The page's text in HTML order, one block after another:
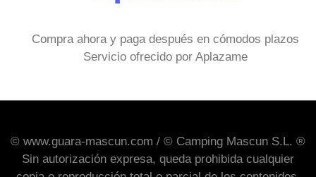
Compra ahora y paga después en cómodos plazos
Servicio ofrecido por Aplazame
© www.guara-mascun.com / © Camping Mascun S.L. ®
Sin autorización expresa, queda prohibida cualquier